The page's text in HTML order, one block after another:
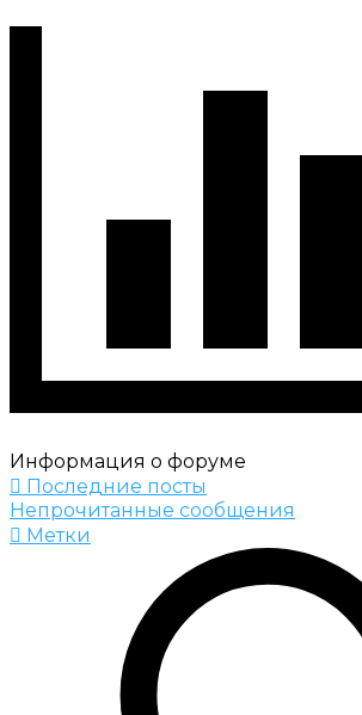
Информация о форуме
Последние посты
Непрочитанные сообщения
Метки